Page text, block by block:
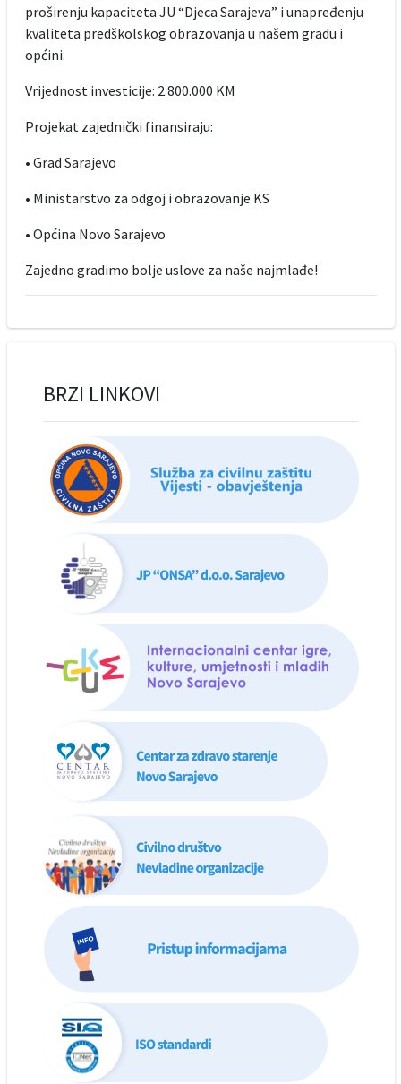
proširenju kapaciteta JU “Djeca Sarajeva” i unapređenju
kvaliteta predškolskog obrazovanja u našem gradu i
općini.
Vrijednost investicije: 2.800.000 KM
Projekat zajednički finansiraju:
• Grad Sarajevo
• Ministarstvo za odgoj i obrazovanje KS
• Općina Novo Sarajevo
Zajedno gradimo bolje uslove za naše najmlađe!
BRZI LINKOVI